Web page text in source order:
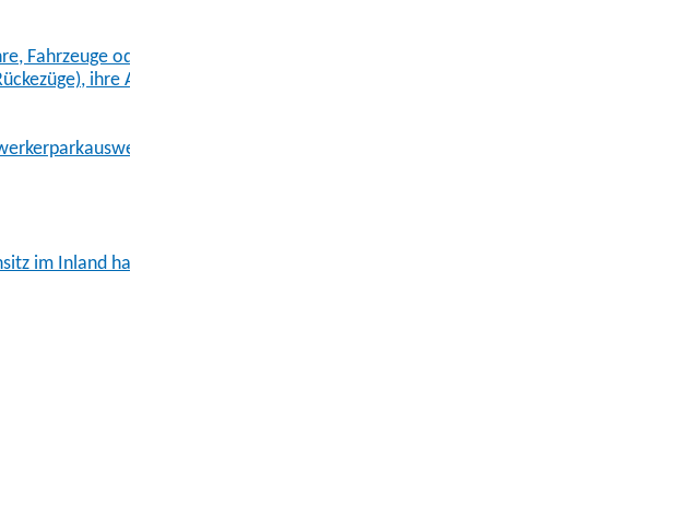
Fahrzeuge oder Fahrzeugkombinationen nach § 70 StVZO beantragen
ihre Anhänger, Arbeitsmaschinen (z.B. Gabelstapler, Mähdrescher)
im Inland hatten